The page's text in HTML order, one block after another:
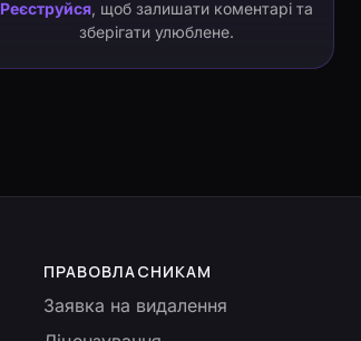
Реєструйся, щоб залишати коментарі та
зберігати улюблене.
ПРАВОВЛАСНИКАМ
Заявка на видалення